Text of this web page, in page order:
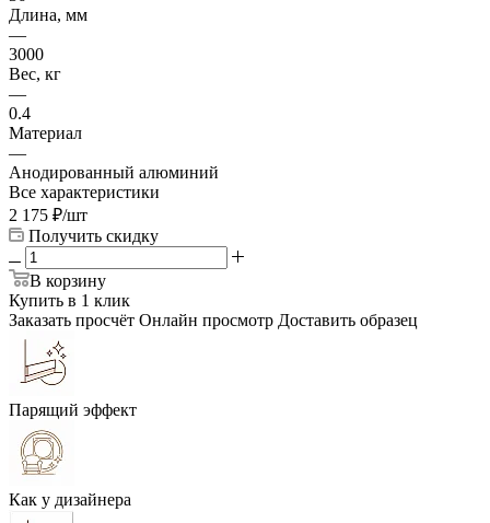
Длина, мм
—
3000
Вес, кг
—
0.4
Материал
—
Анодированный алюминий
Все характеристики
2 175 ₽/шт
Получить скидку
В корзину
Купить в 1 клик
Заказать просчёт Онлайн просмотр Доставить образец
Парящий эффект
Как у дизайнера